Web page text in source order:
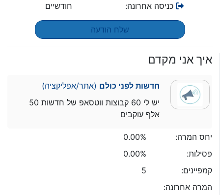
כניסה אחרונה:
חודשיים
שלח הודעה
איך אני מקדם
חדשות לפני כולם (אתר/אפליקציה)
יש לי 60 קבוצות ווטסאפ של חדשות 50
אלף עוקבים
יחס המרה:
0.00%
פסילות:
0.00%
קמפיינים:
5
המרה אחרונה: